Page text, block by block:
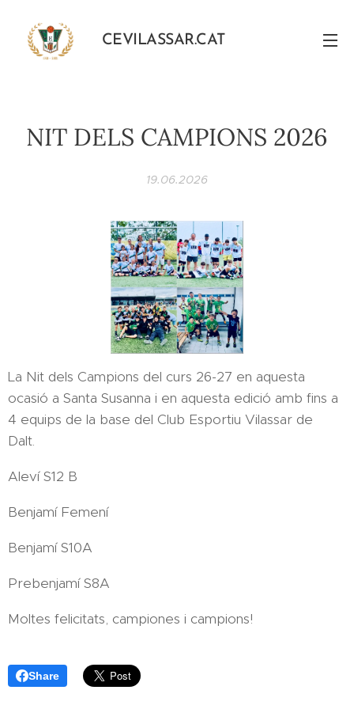
CEVILASSAR.CAT
NIT DELS CAMPIONS 2026
19.06.2026
La Nit dels Campions del curs 26-27 en aquesta
ocasió a Santa Susanna i en aquesta edició amb fins a
4 equips de la base del Club Esportiu Vilassar de
Dalt.
Aleví S12 B
Benjamí Femení
Benjamí S10A
Prebenjamí S8A
Moltes felicitats, campiones i campions!
Share